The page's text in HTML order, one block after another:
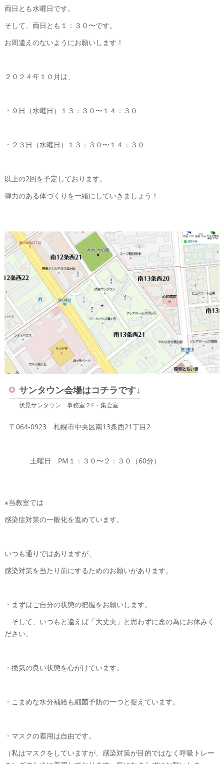
両日とも水曜日です。
そして、両日とも１：３０〜です。
お間違えのないようにお願いします！
２０２４年１０月は、
・９日（水曜日）１３：３０〜１４：３０
・２３日（水曜日）１３：３０〜１４：３０
以上の2回を予定しております。
弾力のある体づくりを一緒にしていきましょう！
サンタウン会場はコチラです↓
伏見サンタウン 事務室２F・集会室
〒064-0923 札幌市中央区南13条西21丁目2
土曜日 PM１：３０〜２：３０（60分）
※当教室では
感染症対策の一般化を進めています。
いつも通りではありますが、
感染対策を当たり前にするためのお願いがあります。
・まずはご自分の状態の把握をお願いします。
そして、いつもと違えば「大丈夫」と思わずに念の為にお休みく
ださい。
・換気の良い状態を心がけています。
・こまめな水分補給も細菌予防の一つと捉えています。
・マスクの着用は自由です。
（私はマスクをしていますが、感染対策が目的ではなく呼吸トレー